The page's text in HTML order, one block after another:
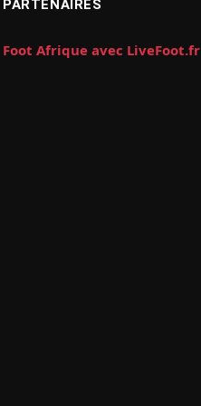
PARTENAIRES
Foot Afrique avec LiveFoot.fr